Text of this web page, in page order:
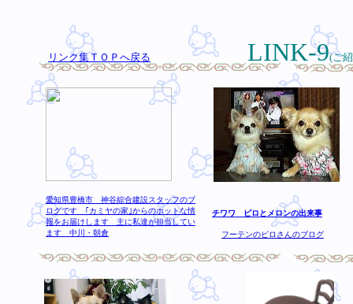
LINK-9(ご
リンク集ＴＯＰへ戻る
チワワ ピロとメロンの出来事
愛知県豊橋市 神谷綜合建設スタッフのブ
ログです ｢カミヤの家｣からのホットな情
報をお届けします 主に私達が担当してい
ます 中川・朝倉
フーテンのピロさんのブログ